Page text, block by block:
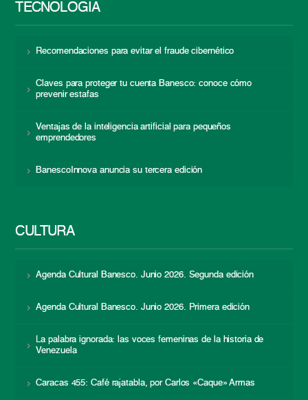
TECNOLOGÍA
Recomendaciones para evitar el fraude cibernético
Claves para proteger tu cuenta Banesco: conoce cómo
prevenir estafas
Ventajas de la inteligencia artificial para pequeños
emprendedores
BanescoInnova anuncia su tercera edición
CULTURA
Agenda Cultural Banesco. Junio 2026. Segunda edición
Agenda Cultural Banesco. Junio 2026. Primera edición
La palabra ignorada: las voces femeninas de la historia de
Venezuela
Caracas 455: Café rajatabla, por Carlos «Caque» Armas